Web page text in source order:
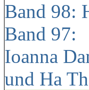
Band 98:
Band 97:
Ioanna
und Ha